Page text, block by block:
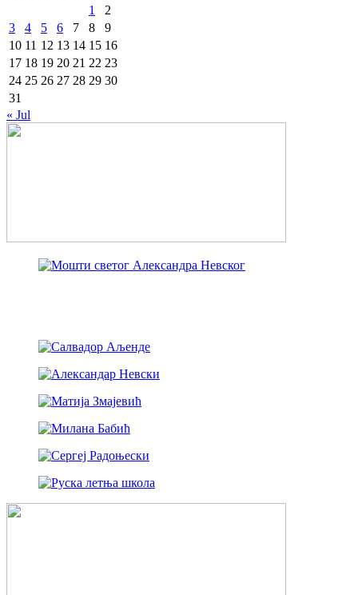
1
2
3
4 5 6 7 8
9
10 11 12 13 14 15 16
17 18 19 20 21 22 23
24 25 26 27 28 29 30
31
« Jul